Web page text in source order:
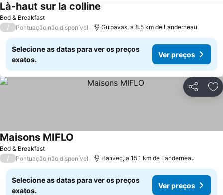
Bed & Breakfast
Là-haut sur la colline
/ Pontuação não disponível Guipavas, a 8.5 km de Landerneau
Selecione as datas para ver os preços
exatos.
Ver preços
Partilhar
Bed & Breakfast
Maisons MIFLO
/ Pontuação não disponível Hanvec, a 15.1 km de Landerneau
Selecione as datas para ver os preços
exatos.
Ver preços